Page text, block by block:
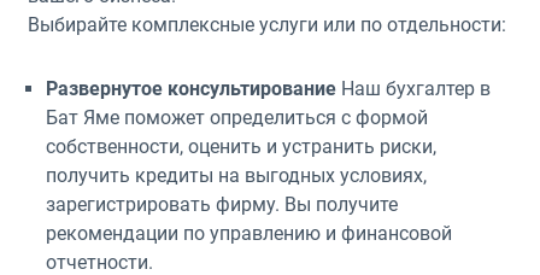
Выбирайте комплексные услуги или по отдельности:
Развернутое консультированиеНаш бухгалтер в
Бат Яме поможет определиться с формой
собственности, оценить и устранить риски,
получить кредиты на выгодных условиях,
зарегистрировать фирму. Вы получите
рекомендации по управлению и финансовой
отчетности.